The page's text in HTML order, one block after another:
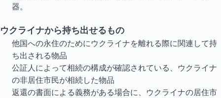
器。
ウクライナから持ち出せるもの
他国への永住のためにウクライナを離れる際に関連して持
ち出される物品
公証人によって相続の構成が確認されている、ウクライナ
の非居住市民が相続した物品
返還の書面による義務がある場合に、ウクライナの居住市